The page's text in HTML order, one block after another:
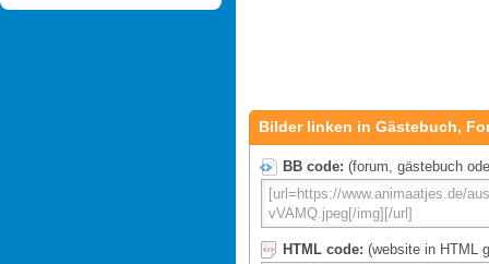
Bilder linken in Gästebuch,
BB code: (forum, gästebuch
HTML code: (website in HTML